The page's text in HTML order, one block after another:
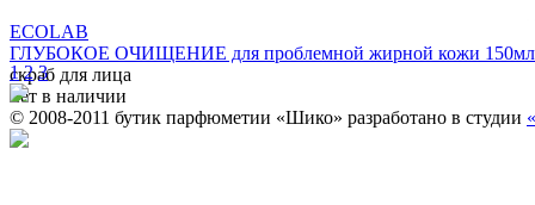
ECOLAB
ГЛУБОКОЕ ОЧИЩЕНИЕ для проблемной жирной кожи 150мл
скраб для лица
нет в наличии
1 2 3
© 2008-2011 бутик парфюметии «Шико» разработано в студии